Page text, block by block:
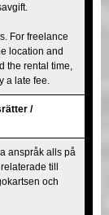
For freelance
location and
the rental time,
a late fee.
/
anspråk alls på
till
och